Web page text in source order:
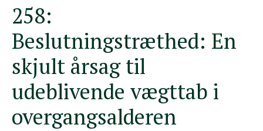
258:
Beslutningstræthed: En
skjult årsag til
udeblivende vægttab i
overgangsalderen